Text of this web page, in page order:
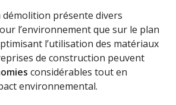
démolition présente divers
l’environnement que sur le plan
l’utilisation des matériaux
de construction peuvent
considérables tout en
environnemental.